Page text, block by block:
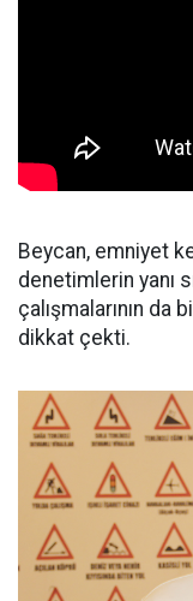
Beycan, emniyet
denetimlerin yanı
çalışmalarının
dikkat çekti.